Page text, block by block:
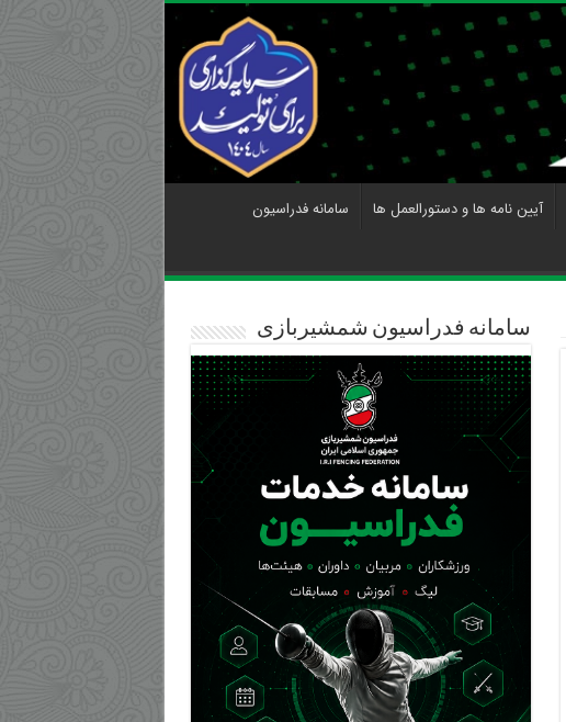
آیین نامه ها و دستورالعمل ها
سامانه فدراسیون
سامانه فدراسیون شمشیربازی